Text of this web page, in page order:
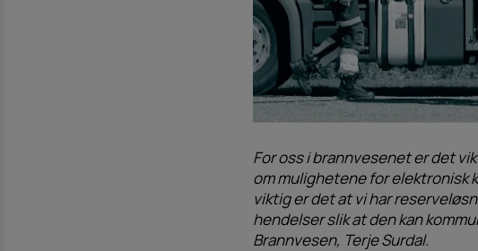
For oss i brannvesenet er det
om mulighetene for elektronisk
viktig er det at vi har
hendelser slik at den kan
Brannvesen, Terje Surdal.